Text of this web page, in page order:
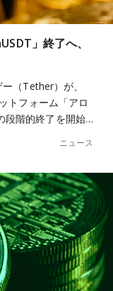
」終了へ、
（Tether）が、
トフォーム「アロ
段階的終了を開始…
ニュース